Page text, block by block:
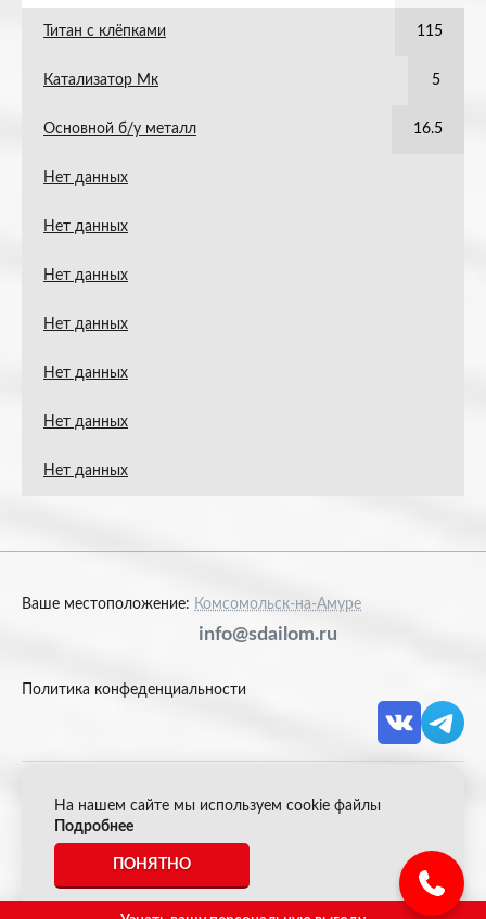
Титан с клёпками 115
Катализатор Мк 5
Основной б/у металл 16.5
Нет данных
Нет данных
Нет данных
Нет данных
Нет данных
Нет данных
Нет данных
Ваше местоположение: Комсомольск-на-Амуре
info@sdailom.ru
Политика конфеденциальности
© 2026 Акрон Скрап
*Все цены указанные на сайте не являются публичной
офертой.
На нашем сайте мы используем cookie файлы
Подробнее
ПОНЯТНО